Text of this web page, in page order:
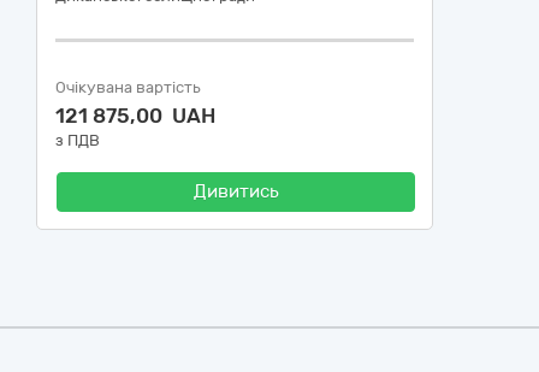
Очікувана вартість
121 875,00 UAH
з ПДВ
Дивитись